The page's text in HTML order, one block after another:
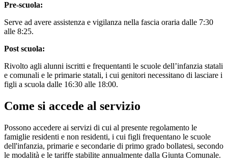
Pre-scuola:
Serve ad avere assistenza e vigilanza nella fascia oraria dalle 7:30
alle 8:25.
Post scuola:
Rivolto agli alunni iscritti e frequentanti le scuole dell’infanzia statali
e comunali e le primarie statali, i cui genitori necessitano di lasciare i
figli a scuola dalle 16:30 alle 18:00.
Come si accede al servizio
Possono accedere ai servizi di cui al presente regolamento le
famiglie residenti e non residenti, i cui figli frequentano le scuole
dell'infanzia, primarie e secondarie di primo grado bollatesi, secondo
le modalità e le tariffe stabilite annualmente dalla Giunta Comunale.